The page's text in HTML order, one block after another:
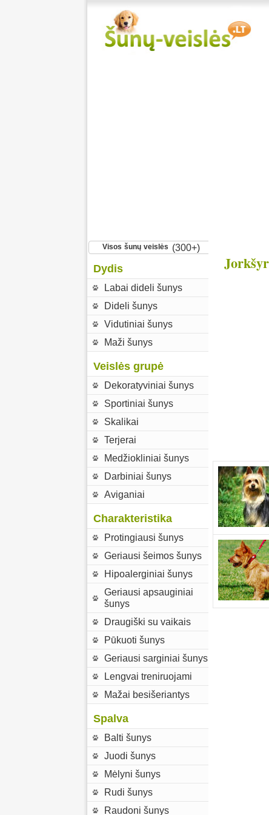
Visos šunų veislės (300+)
Dydis
Labai dideli šunys
Dideli šunys
Vidutiniai šunys
Maži šunys
Veislės grupė
Dekoratyviniai šunys
Sportiniai šunys
Skalikai
Terjerai
Medžiokliniai šunys
Darbiniai šunys
Aviganiai
Charakteristika
Protingiausi šunys
Geriausi šeimos šunys
Hipoalerginiai šunys
Geriausi apsauginiai
šunys
Draugiški su vaikais
Pūkuoti šunys
Geriausi sarginiai šunys
Lengvai treniruojami
Mažai besišeriantys
Spalva
Balti šunys
Juodi šunys
Mėlyni šunys
Rudi šunys
Raudoni šunys